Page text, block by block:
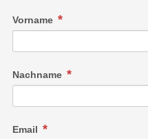
Vorname
Nachname
Email